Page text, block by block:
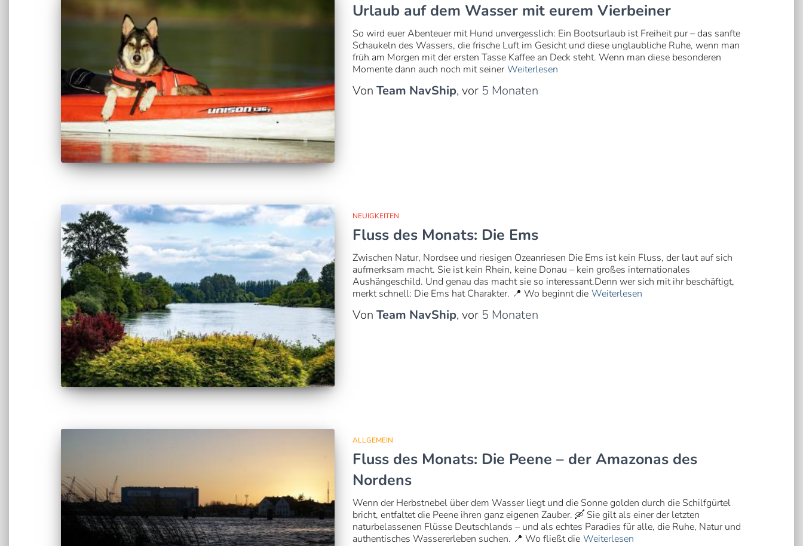
Urlaub auf dem Wasser mit eurem Vierbeiner
So wird euer Abenteuer mit Hund unvergesslich: Ein Bootsurlaub ist Freiheit pur – das sanfte
Schaukeln des Wassers, die frische Luft im Gesicht und diese unglaubliche Ruhe, wenn man
früh am Morgen mit der ersten Tasse Kaffee an Deck steht. Wenn man diese besonderen
Momente dann auch noch mit seiner Weiterlesen
Von Team NavShip, vor 5 Monaten
NEUIGKEITEN
Fluss des Monats: Die Ems
Zwischen Natur, Nordsee und riesigen Ozeanriesen Die Ems ist kein Fluss, der laut auf sich
aufmerksam macht. Sie ist kein Rhein, keine Donau – kein großes internationales
Aushängeschild. Und genau das macht sie so interessant.Denn wer sich mit ihr beschäftigt,
merkt schnell: Die Ems hat Charakter. 📍 Wo beginnt die Weiterlesen
Von Team NavShip, vor 5 Monaten
ALLGEMEIN
Fluss des Monats: Die Peene – der Amazonas des
Nordens
Wenn der Herbstnebel über dem Wasser liegt und die Sonne golden durch die Schilfgürtel
bricht, entfaltet die Peene ihren ganz eigenen Zauber. 🛶 Sie gilt als einer der letzten
naturbelassenen Flüsse Deutschlands – und als echtes Paradies für alle, die Ruhe, Natur und
authentisches Wassererleben suchen. 📍 Wo fließt die Weiterlesen